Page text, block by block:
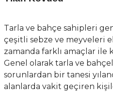
Tarla ve bahçe sahipleri
çeşitli sebze ve meyveleri
zamanda farklı amaçlar ile
Genel olarak tarla ve
sorunlardan bir tanesi
alanlarda vakit geçiren